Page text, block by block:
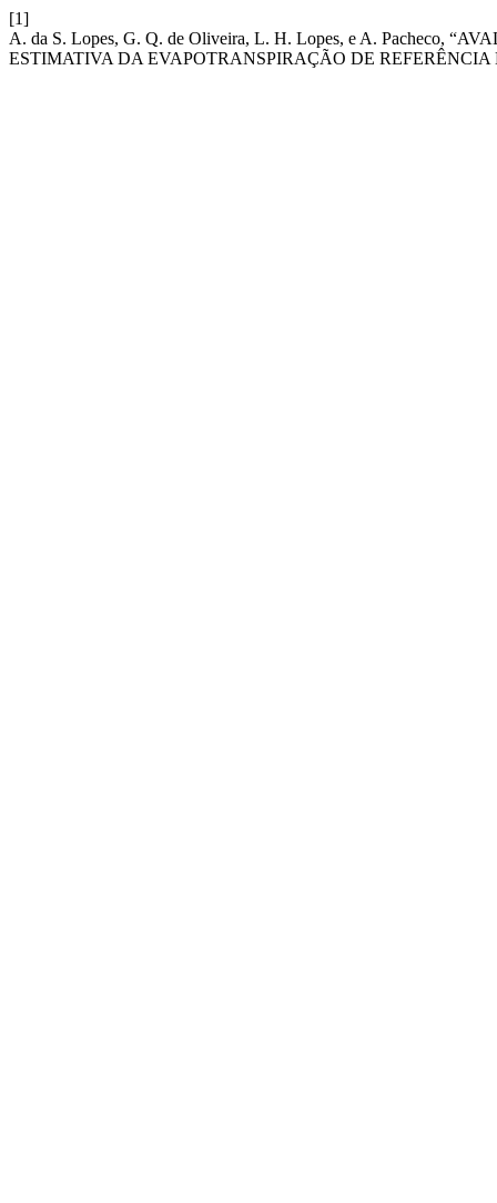
[1]
A. da S. Lopes, G. Q. de Oliveira, L. H. Lopes, e A. Pacheco,
ESTIMATIVA DA EVAPOTRANSPIRAÇÃO DE